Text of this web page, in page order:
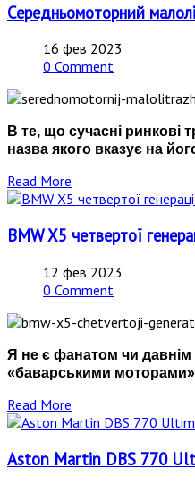
Середньомоторний
16 фев 2023
0 Comment
В те, що сучасні
назва якого вказує на
Read More
BMW X5 четвертої
12 фев 2023
0 Comment
Я не є фанатом чи давнім
«баварськими
Read More
Aston Martin DBS 770